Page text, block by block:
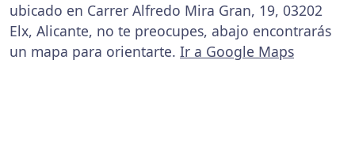
ubicado en Carrer Alfredo Mira Gran, 19, 03202
Elx, Alicante, no te preocupes, abajo encontrarás
un mapa para orientarte. Ir a Google Maps